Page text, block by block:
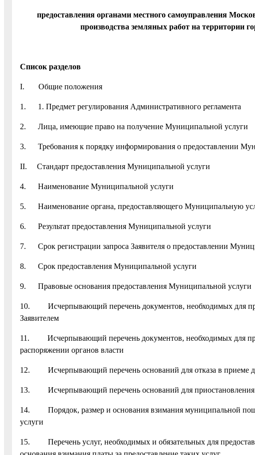
предоставления органами местного самоуправления
производства земляных работ на территории
Список разделов
I. Общие положения
1. 1. Предмет регулирования Административного регламента
2. Лица, имеющие право на получение Муниципальной услуги
3. Требования к порядку информирования о предоставлении
II. Стандарт предоставления Муниципальной услуги
4. Наименование Муниципальной услуги
5. Наименование органа, предоставляющего Муниципальную
6. Результат предоставления Муниципальной услуги
7. Срок регистрации запроса Заявителя о предоставлении
8. Срок предоставления Муниципальной услуги
9. Правовые основания предоставления Муниципальной услуги
10. Исчерпывающий перечень документов, необходимых для
Заявителем
11. Исчерпывающий перечень документов, необходимых для
распоряжении органов власти
12. Исчерпывающий перечень оснований для отказа в приеме
13. Исчерпывающий перечень оснований для приостановления
14. Порядок, размер и основания взимания муниципальной
услуги
15. Перечень услуг, необходимых и обязательных для